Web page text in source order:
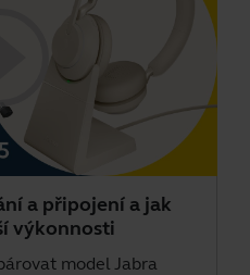
a připojení a jak
výkonnosti
model Jabra